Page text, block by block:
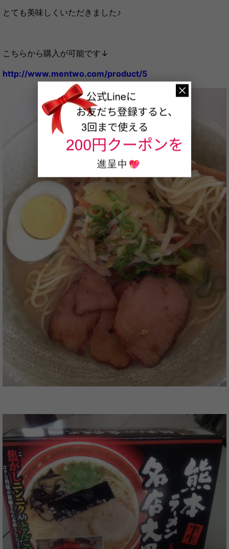
とても美味しくいただきました♪
こちらから購入が可能です↓
http://www.mentwo.com/product/5